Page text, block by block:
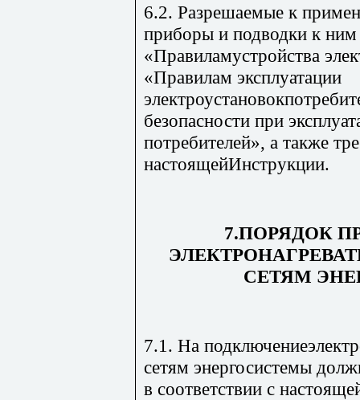
6.2. Разрешаемые к
приборы и подводки к ним
«Правиламустройства
«Правилам эксплуатации
безопасности при
потребителей», а также
настоящейИнструкции.
7.ПОРЯДОК
СЕТЯМ
7.1. На
сетям энергосистемы
в соответствии с